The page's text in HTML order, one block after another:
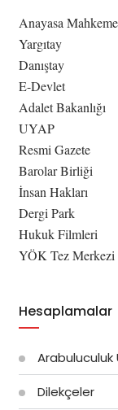
Anayasa
Yargıtay
Danıştay
E-Devlet
Adalet Bakanlığı
UYAP
Resmi Gazete
Barolar Birliği
İnsan Hakları
Dergi Park
Hukuk Filmleri
YÖK Tez Merkezi
Hesaplamalar
Dilekçeler